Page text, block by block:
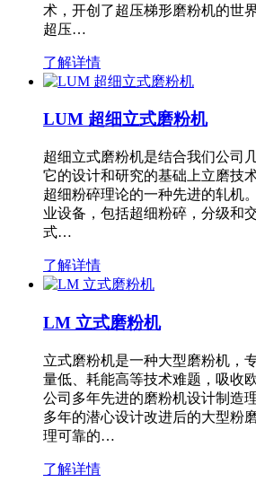
术，开创了超压梯形磨粉机的世
超压…
了解详情
LUM 超细立式磨粉机
超细立式磨粉机是结合我们公司
它的设计和研究的基础上立磨技
超细粉碎理论的一种先进的轧机
业设备，包括超细粉碎，分级和
式…
了解详情
LM 立式磨粉机
立式磨粉机是一种大型磨粉机，
量低、耗能高等技术难题，吸收
公司多年先进的磨粉机设计制造
多年的潜心设计改进后的大型粉
理可靠的…
了解详情